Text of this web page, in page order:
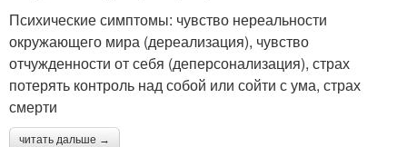
Психические симптомы: чувство нереальности
окружающего мира (дереализация), чувство
отчужденности от себя (деперсонализация), страх
потерять контроль над собой или сойти с ума, страх
смерти
читать дальше →